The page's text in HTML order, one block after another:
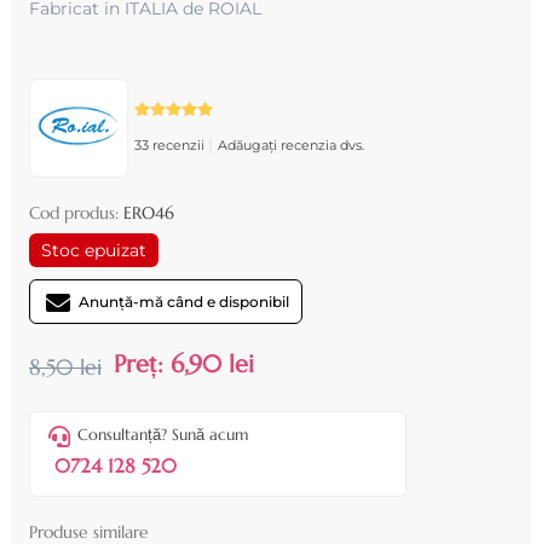
Fabricat in ITALIA de ROIAL
33 recenzii Adăugați recenzia dvs.
Cod produs: ERO46
Stoc epuizat
Anunță-mă când e disponibil
8,50 lei Preț: 6,90 lei
Consultanță? Sună acum
0724 128 520
Produse similare